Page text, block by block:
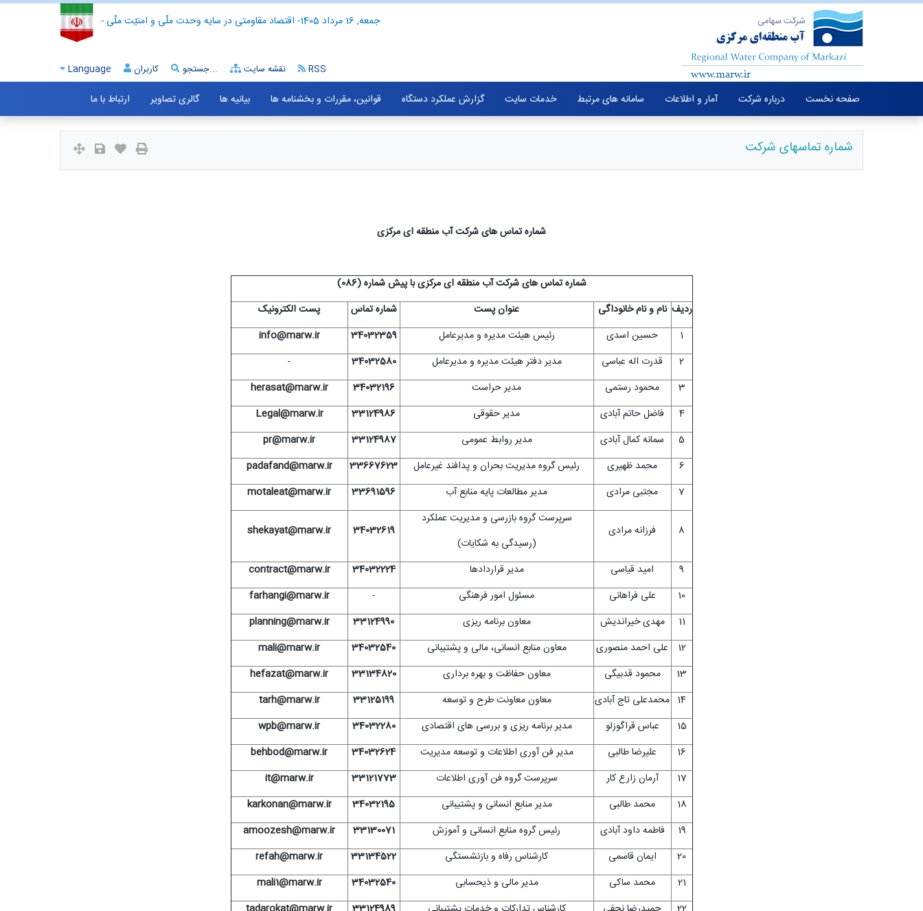
- اقتصاد مقاومتی در سایه وحدت ملّی و امنیّت ملّی - جمعه, 16 مرداد 1405
Language کاربران جستجو... نقشه سایت RSS
صفحه نخست درباره شرکت آمار و اطلاعات سامانه های مرتبط خدمات سایت گزارش عملکرد دستگاه قوانین، مقررات و بخشنامه ها بیانیه ها گالری تصاویر ارتباط با ما
شماره تماسهای شرکت
شماره تماس های شرکت آب منطقه ای مرکزی
شماره تماس های شرکت آب منطقه ای مرکزی با پیش شماره (086)
ردیف نام و نام خانوداگی عنوان پست شماره تماس
پست الکترونیک
1
حسین اسدی رئیس هیئت مدیره و مدیرعامل 34032359
info@marw.ir
2
قدرت اله عباسی مدیر دفتر هیئت مدیره و مدیرعامل 34032580
-
3
محمود رستمی مدیر حراست 34032196
herasat@marw.ir
4
فاضل حاتم آبادی مدیر حقوقی 33124986
Legal@marw.ir
5
سمانه کمال آبادی مدیر روابط عمومی 33124987
pr@marw.ir
6
محمد ظهیری رئیس گروه مدیریت بحران و پدافند غیرعامل 33667623
padafand@marw.ir
7
مجتبی مرادی مدیر مطالعات پایه منابع آب 33691596
motaleat@marw.ir
8 فرزانه مرادی
سرپرست گروه بازرسی و مدیریت عملکرد
(رسیدگی به شکایات)
34032619
shekayat@marw.ir
9 امید قیاسی مدیر قراردادها 34032224
contract@marw.ir
10
علی فراهانی مسئول امور فرهنگی -
farhangi@marw.ir
11
مهدی خیراندیش معاون برنامه ریزی 33124990
planning@marw.ir
12
علی احمد منصوری معاون منابع انسانی، مالی و پشتیبانی 34032540
mali@marw.ir
13
محمود قدبیگی معاون حفاظت و بهره برداری 33134820
hefazat@marw.ir
14 محمدعلی تاج آبادی معاون معاونت طرح و توسعه 33125199
tarh@marw.ir
15
عباس قراگوزلو مدیر برنامه ریزی و بررسی های اقتصادی 34032280
wpb@marw.ir
16
علیرضا طالبی مدیر فن آوری اطلاعات و توسعه مدیریت 34032624
behbod@marw.ir
17
آرمان زارع کار سرپرست گروه فن آوری اطلاعات 33121773
it@marw.ir
18
محمد طالبی مدیر منابع انسانی و پشتیبانی 34032195
karkonan@marw.ir
19
فاطمه داود آبادی رئیس گروه منابع انسانی و آموزش 33130071
amoozesh@marw.ir
20
ایمان قاسمی کارشناس رفاه و بازنشستگی 33134522
refah@marw.ir
21
محمد ساکی مدیر مالی و ذیحسابی 34032540
mali1@marw.ir